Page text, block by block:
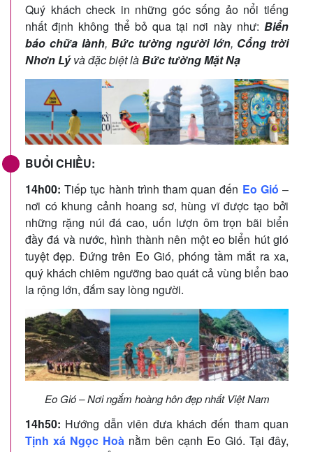
Quý khách check in những góc sống ảo nổi tiếng
nhất định không thể bỏ qua tại nơi này như: Biển
báo chữa lành,Bức tường người lớn, Cổng trời
Nhơn Lývà đặc biệt làBức tường Mặt Nạ
BUỔI CHIỀU:
14h00:Tiếp tục hành trình tham quan đến Eo Gió –
nơi có khung cảnh hoang sơ, hùng vĩ được tạo bởi
những rặng núi đá cao, uốn lượn ôm trọn bãi biển
đầy đá và nước, hình thành nên một eo biển hút gió
tuyệt đẹp. Đứng trên Eo Gió, phóng tầm mắt ra xa,
quý khách chiêm ngưỡng bao quát cả vùng biển bao
la rộng lớn, đắm say lòng người.
Eo Gió – Nơi ngắm hoàng hôn đẹp nhất Việt Nam
14h50: Hướng dẫn viên đưa khách đến tham quan
Tịnh xá Ngọc Hoà nằm bên cạnh Eo Gió. Tại đây,